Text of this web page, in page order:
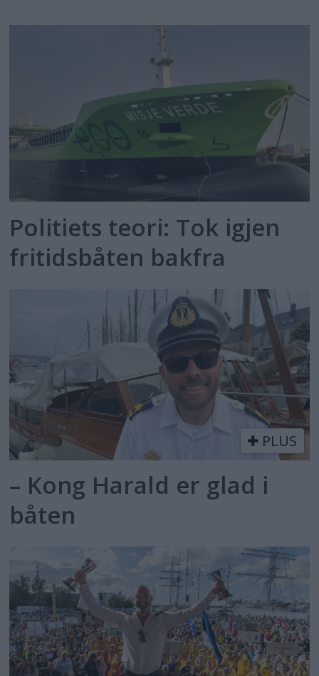
Politiets teori: Tok igjen
fritidsbåten bakfra
PLUS
– Kong Harald er glad i
båten